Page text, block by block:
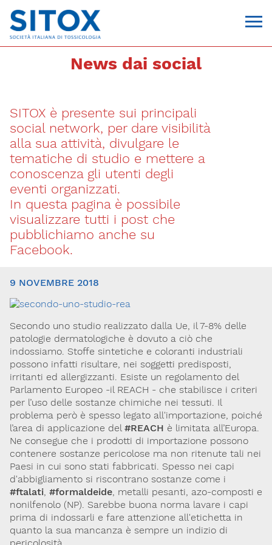
Via Giovanni Pascoli, 3
20129, Milano
C.F. 96330980580
P.I. 06792491000
T. 02-29520311
segreteria@sitox.org
News dai social
SITOX è presente sui principali
social network, per dare visibilità
alla sua attività, divulgare le
tematiche di studio e mettere a
conoscenza gli utenti degli
eventi organizzati.
In questa pagina è possibile
visualizzare tutti i post che
pubblichiamo anche su
Facebook.
9 NOVEMBRE 2018
Secondo uno studio realizzato dalla Ue, il 7-8% delle
patologie dermatologiche è dovuto a ciò che
indossiamo. Stoffe sintetiche e coloranti industriali
possono infatti risultare, nei soggetti predisposti,
irritanti ed allergizzanti. Esiste un regolamento del
Parlamento Europeo -il REACH - che stabilisce i criteri
per l’uso delle sostanze chimiche nei tessuti. Il
problema però è spesso legato all'importazione, poiché
l’area di applicazione del #REACH è limitata all’Europa.
Ne consegue che i prodotti di importazione possono
contenere sostanze pericolose ma non ritenute tali nei
Paesi in cui sono stati fabbricati. Spesso nei capi
d'abbigliamento si riscontrano sostanze come i
#ftalati, #formaldeide, metalli pesanti, azo-composti e
nonilfenolo (NP). Sarebbe buona norma lavare i capi
prima di indossarli e fare attenzione all'etichetta in
quanto la sua mancanza è sempre un indizio di
Via Giovanni Pascoli, 3
20129, Milano
C.F. 96330980580
P.I. 06792491000
Codice SDI: M5UXCR1
T. 02-29520311
M.Segreteria@sitox.org
Link utili
La Società